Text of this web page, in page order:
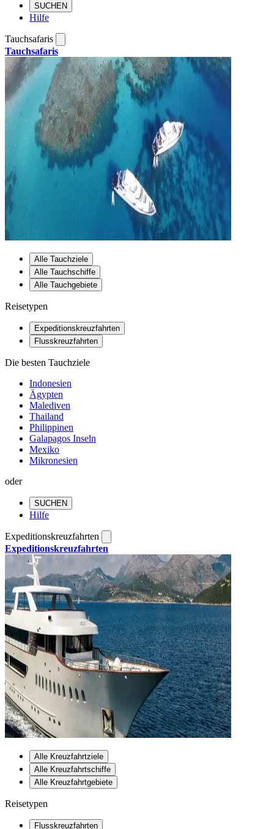
SUCHEN
Hilfe
Tauchsafaris
Tauchsafaris
Alle Tauchziele
Alle Tauchschiffe
Alle Tauchgebiete
Reisetypen
Expeditionskreuzfahrten
Flusskreuzfahrten
Die besten Tauchziele
Indonesien
Ägypten
Malediven
Thailand
Philippinen
Galapagos Inseln
Mexiko
Mikronesien
oder
SUCHEN
Hilfe
Expeditionskreuzfahrten
Expeditionskreuzfahrten
Alle Kreuzfahrtziele
Alle Kreuzfahrtschiffe
Alle Kreuzfahrtgebiete
Reisetypen
Flusskreuzfahrten